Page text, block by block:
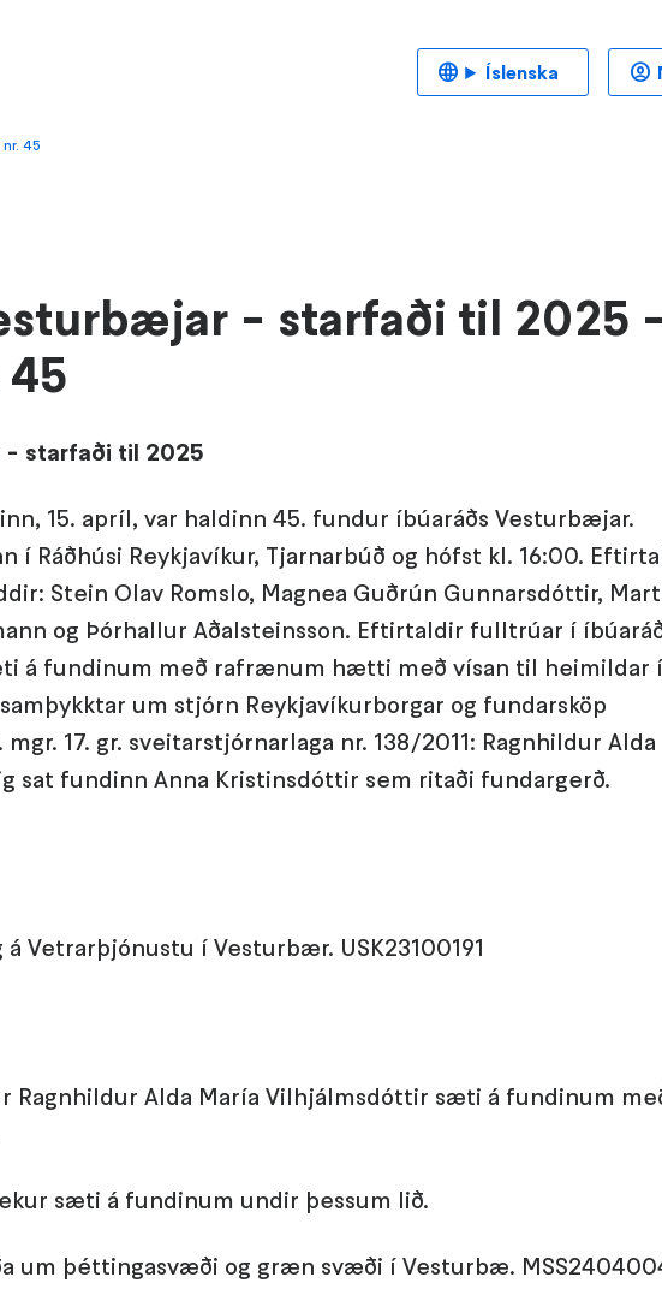
- starfaði til 2025 -
45
- starfaði til 2025
15. apríl, var haldinn 45. fundur íbúaráðs Vesturbæjar.
í Ráðhúsi Reykjavíkur, Tjarnarbúð og hófst kl. 16:00.
Stein Olav Romslo, Magnea Guðrún Gunnarsdóttir,
og Þórhallur Aðalsteinsson. Eftirtaldir fulltrúar í
á fundinum með rafrænum hætti með vísan til heimildar
um stjórn Reykjavíkurborgar og fundarsköp
17. gr. sveitarstjórnarlaga nr. 138/2011: Ragnhildur
sat fundinn Anna Kristinsdóttir sem ritaði fundargerð.
Vetrarþjónustu í Vesturbær. USK23100191
Alda María Vilhjálmsdóttir sæti á fundinum
sæti á fundinum undir þessum lið.
um þéttingasvæði og græn svæði í Vesturbæ.
45
Íslenska